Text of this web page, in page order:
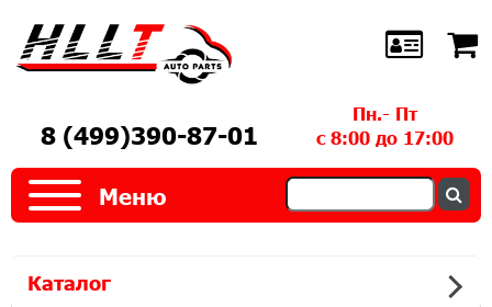
8 (499)390-87-01
Пн.- Пт
с 8:00 до 17:00
Меню
Каталог